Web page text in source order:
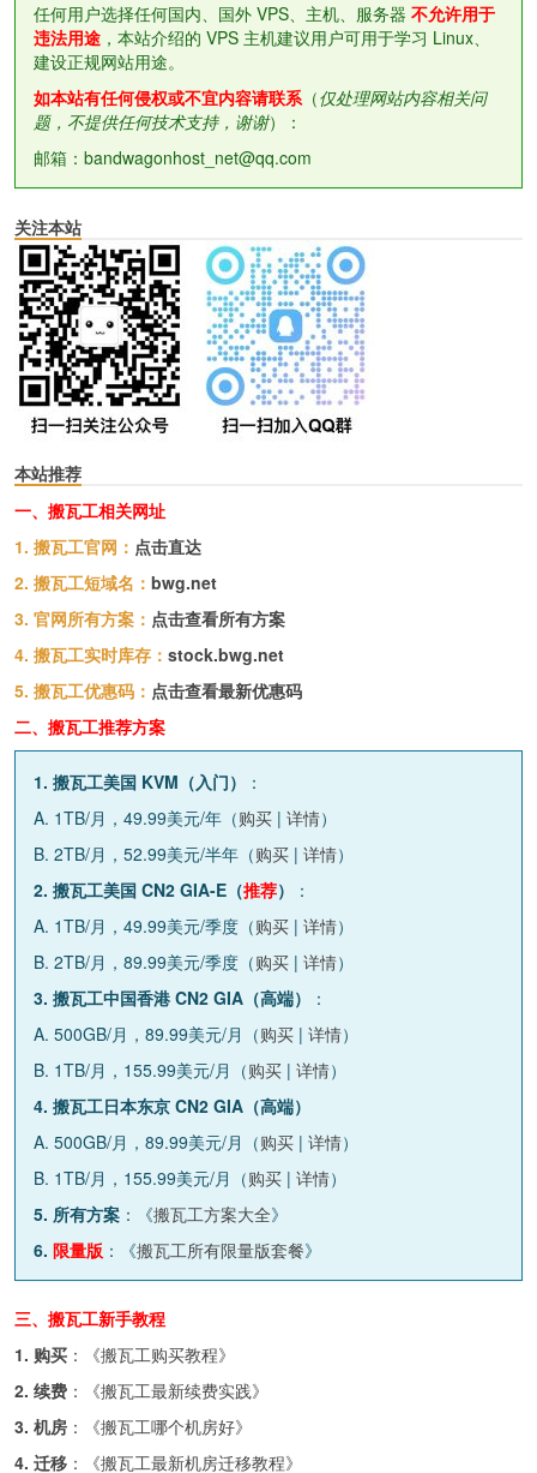
任何用户选择任何国内、国外 VPS、主机、服务器 不允许用于
违法用途 ，本站介绍的 VPS 主机建议用户可用于学习 Linux、
建设正规网站用途。
如本站有任何侵权或不宜内容请联系（仅处理网站内容相关问
题，不提供任何技术支持，谢谢）：
邮箱：bandwagonhost_net@qq.com
关注本站
本站推荐
一、搬瓦工相关网址
1. 搬瓦工官网： 点击直达
2. 搬瓦工短域名： bwg.net
3. 官网所有方案： 点击查看所有方案
4. 搬瓦工实时库存： stock.bwg.net
5. 搬瓦工优惠码： 点击查看最新优惠码
二、搬瓦工推荐方案
1. 搬瓦工美国 KVM（入门）
：
A. 1TB/月，49.99美元/年（购买 | 详情）
B. 2TB/月，52.99美元/半年（购买 | 详情）
2. 搬瓦工美国 CN2 GIA-E（推荐）
：
A. 1TB/月，49.99美元/季度（购买 | 详情）
B. 2TB/月，89.99美元/季度（购买 | 详情）
3. 搬瓦工中国香港 CN2 GIA（高端）
：
A. 500GB/月，89.99美元/月（购买 | 详情）
B. 1TB/月，155.99美元/月（购买 | 详情）
4. 搬瓦工日本东京 CN2 GIA（高端）
A. 500GB/月，89.99美元/月（购买 | 详情）
B. 1TB/月，155.99美元/月（购买 | 详情）
5. 所有方案 ：《搬瓦工方案大全》
6. 限量版 ：《搬瓦工所有限量版套餐》
三、搬瓦工新手教程
1. 购买 ：《搬瓦工购买教程》
2. 续费 ：《搬瓦工最新续费实践》
3. 机房 ：《搬瓦工哪个机房好》
4. 迁移 ：《搬瓦工最新机房迁移教程》